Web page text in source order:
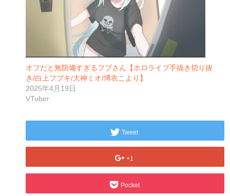
オフだと無防備すぎるフブさん【ホロライブ手描き切り抜
き/白上フブキ/大神ミオ/博衣こより】
2025年4月19日
VTuber
Tweet
+1
Pocket